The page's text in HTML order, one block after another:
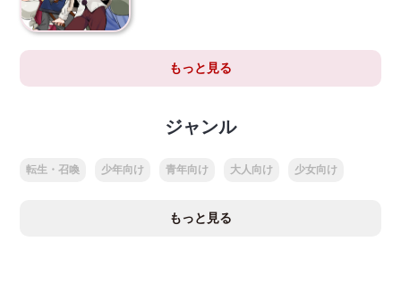
もっと見る
ジャンル
転生・召喚 少年向け 青年向け 大人向け 少女向け
もっと見る